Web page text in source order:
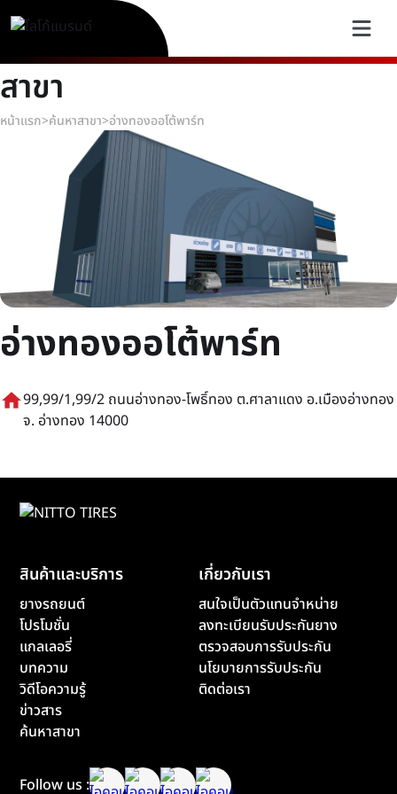
สาขา
หน้าแรก>ค้นหาสาขา>อ่างทองออโต้พาร์ท
อ่างทองออโต้พาร์ท
home99,99/1,99/2 ถนนอ่างทอง-โพธิ์ทอง ต.ศาลาแดง อ.เมืองอ่างทอง
จ. อ่างทอง 14000
สินค้าและบริการ
ยางรถยนต์
โปรโมชั่น
แกลเลอรี่
บทความ
วิดีโอความรู้
ข่าวสาร
ค้นหาสาขา
เกี่ยวกับเรา
สนใจเป็นตัวแทนจำหน่าย
ลงทะเบียนรับประกันยาง
ตรวจสอบการรับประกัน
นโยบายการรับประกัน
ติดต่อเรา
Follow us :